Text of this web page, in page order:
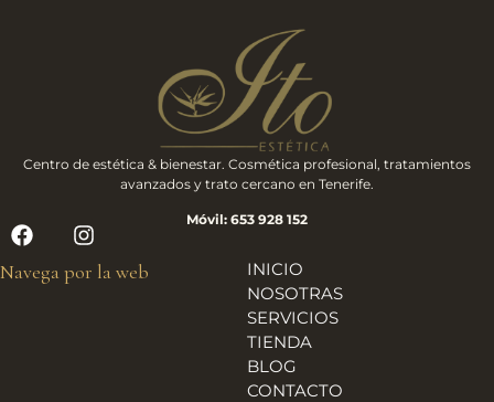
Centro de estética & bienestar. Cosmética profesional, tratamientos
avanzados y trato cercano en Tenerife.
Móvil: 653 928 152
Navega por la web
INICIO
NOSOTRAS
SERVICIOS
TIENDA
BLOG
CONTACTO